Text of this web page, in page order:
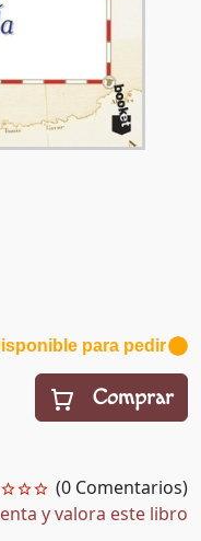
para pedir
Comprar
(0 Comentarios)
y valora este libro